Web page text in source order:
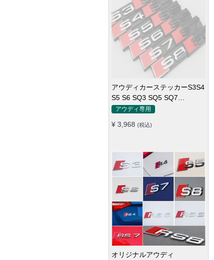
アウディカーステッカーS3S4
S5 S6 SQ3 SQ5 SQ7
RS3RS4修正セルラーネット
アウディ専用
¥ 3,968 (税込)
オリジナルアウディ